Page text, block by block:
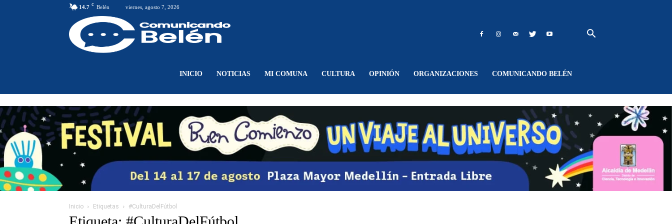
14.7 C Belén viernes, agosto 7, 2026
Belén
INICIO NOTICIAS MI COMUNA CULTURA OPINIÓN ORGANIZACIONES COMUNICANDO BELÉN
Inicio Etiquetas #CulturaDelFútbol